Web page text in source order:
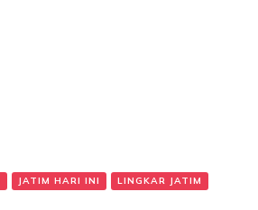
JATIM HARI INI LINGKAR JATIM